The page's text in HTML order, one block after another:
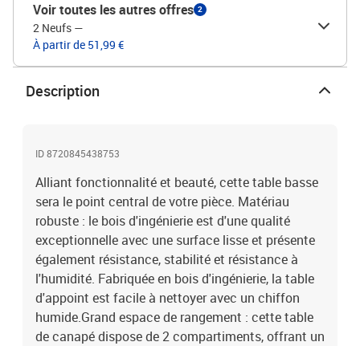
Voir toutes les autres offres 2
2 Neufs —
À partir de 51,99 €
Description
ID 8720845438753
Alliant fonctionnalité et beauté, cette table basse
sera le point central de votre pièce. Matériau
robuste : le bois d'ingénierie est d'une qualité
exceptionnelle avec une surface lisse et présente
également résistance, stabilité et résistance à
l'humidité. Fabriquée en bois d'ingénierie, la table
d'appoint est facile à nettoyer avec un chiffon
humide.Grand espace de rangement : cette table
de canapé dispose de 2 compartiments, offrant un